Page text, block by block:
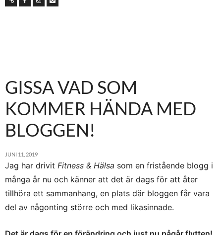
GISSA VAD SOM
KOMMER HÄNDA MED
BLOGGEN!
JUNI 11, 2019
Jag har drivit Fitness & Hälsa som en fristående blogg i
många år nu och känner att det är dags för att åter
tillhöra ett sammanhang, en plats där bloggen får vara
del av någonting större och med likasinnade.